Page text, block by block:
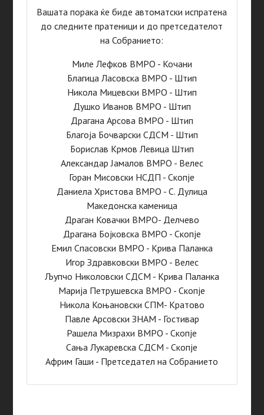
Вашата порака ќе биде автоматски испратена
до следните пратеници и до претседателот
на Собранието:
Миле Лефков ВМРО - Кочани
Благица Ласовска ВМРО - Штип
Никола Мицевски ВМРО - Штип
Душко Иванов ВМРО - Штип
Драгана Арсова ВМРО - Штип
Благоја Бочварски СДСМ - Штип
Борислав Крмов Левица Штип
Александар Јамалов ВМРО - Велес
Горан Мисовски НСДП - Скопје
Даниела Христова ВМРО - С. Дулица
Македонска каменица
Драган Ковачки ВМРО- Делчево
Драгана Бојковска ВМРО - Скопје
Емил Спасовски ВМРО - Крива Паланка
Игор Здравковски ВМРО - Велес
Љупчо Николовски СДСМ - Крива Паланка
Марија Петрушевска ВМРО - Скопје
Никола Коњановски СПМ- Кратово
Павле Арсовски ЗНАМ - Гостивар
Рашела Мизрахи ВМРО - Скопје
Сања Лукаревска СДСМ - Скопје
Африм Гаши - Претседател на Собранието